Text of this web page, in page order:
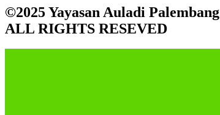
©2025 Yayasan Auladi Palembang
ALL RIGHTS RESEVED